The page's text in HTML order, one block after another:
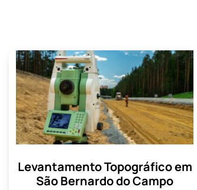
Levantamento Topográfico em
São Bernardo do Campo